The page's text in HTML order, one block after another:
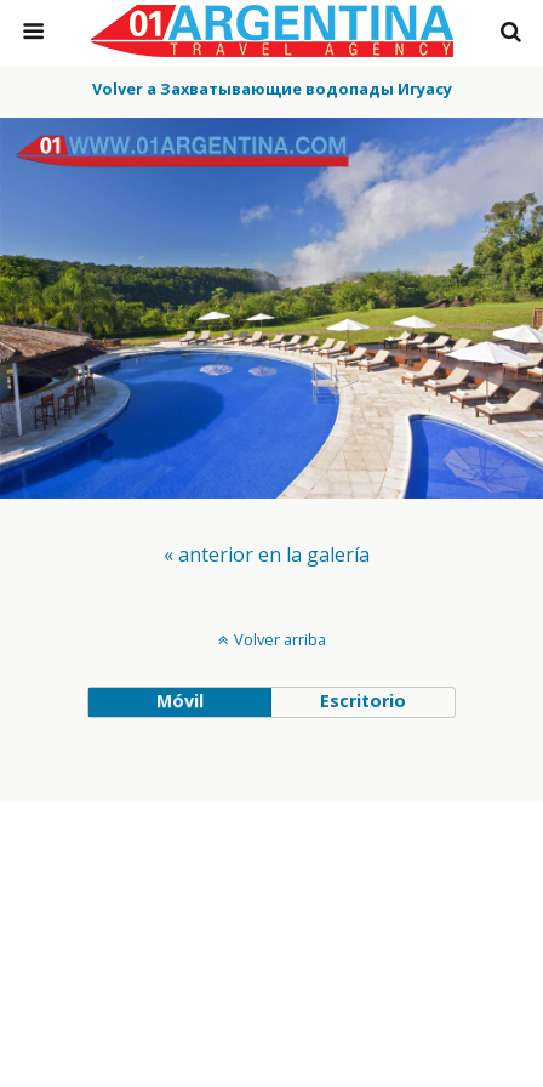
Volver a Захватывающие водопады Игуасу
« anterior en la galería
Volver arriba
Móvil Escritorio